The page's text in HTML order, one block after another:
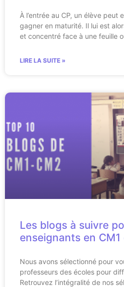
À l’entrée au CP, un élève peut
gagner en maturité. Il lui est
et concentré face à une feuille
LIRE LA SUITE »
Les blogs à suivre
enseignants en CM1
Nous avons sélectionné pour
professeurs des écoles pour
Retrouvez l’intégralité de nos